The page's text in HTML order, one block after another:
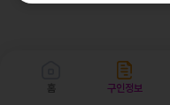
홈 구인정보